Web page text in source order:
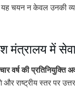
चयन न केवल उनकी
मंत्रालय में
वर्ष की प्रतिनियुक्ति
राष्ट्रीय स्तर पर